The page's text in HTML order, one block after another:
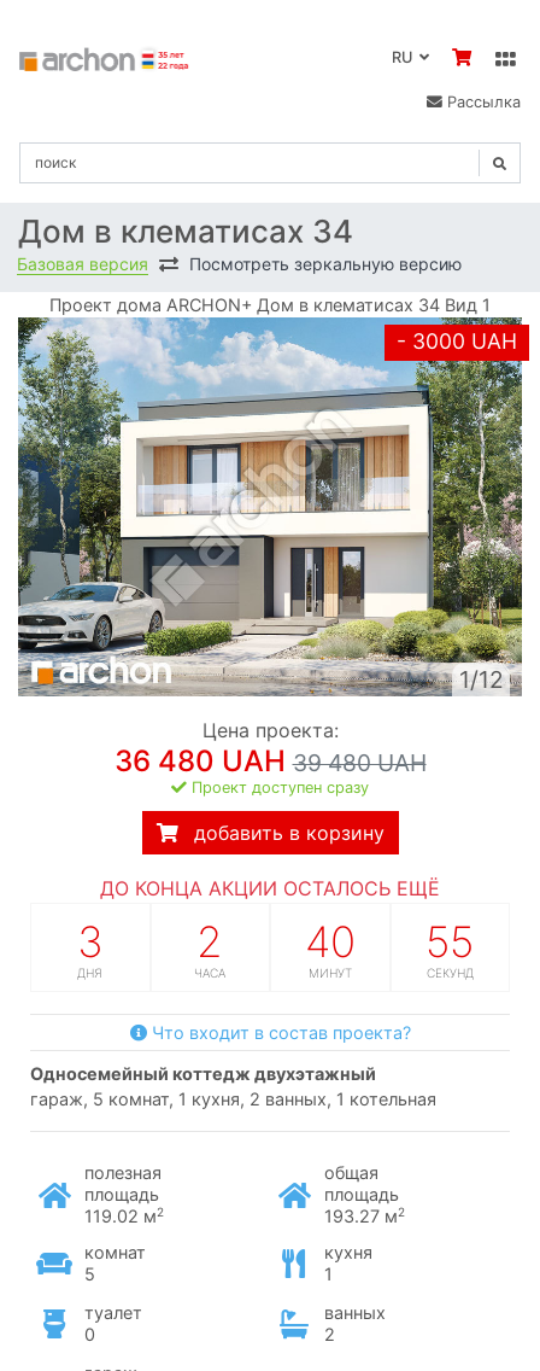
Рассылка
Дом в клематисах 34
Базовая версия Посмотреть зеркальную версию
Проект дома ARCHON+ Дом в клематисах 34 Вид 1
- 3000 UAH
1/12
Цена проекта:
36 480 UAH39 480 UAH
Проект доступен сразу
добавить в корзину
ДО КОНЦА АКЦИИ ОСТАЛОСЬ ЕЩЁ
3
ДНЯ
2
ЧАСА
40
МИНУТ
55
СЕКУНД
Что входит в состав проекта?
односемейный коттедж двухэтажный
гараж, 5 комнат, 1 кухня, 2 ванных, 1 котельная
полезная
площадь
119.02 м2
общая
площадь
193.27 м2
комнат
5
кухня
1
туалет
0
ванных
2